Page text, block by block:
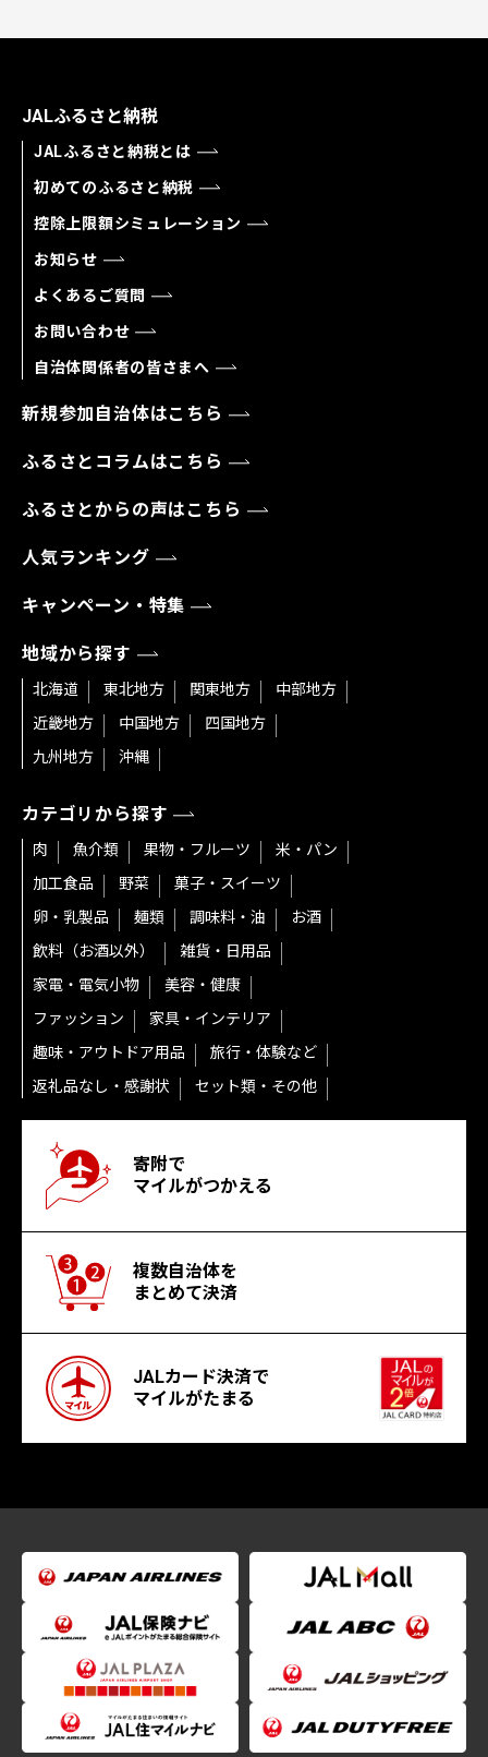
JALふるさと納税
JALふるさと納税とは
初めてのふるさと納税
控除上限額シミュレーション
お知らせ
よくあるご質問
お問い合わせ
自治体関係者の皆さまへ
新規参加自治体はこちら
ふるさとコラムはこちら
ふるさとからの声はこちら
人気ランキング
キャンペーン・特集
地域から探す
北海道 東北地方 関東地方
中部地方
近畿地方
中国地方
四国地方
九州地方
沖縄
カテゴリから探す
肉 魚介類 果物・フルーツ
米・パン
加工食品
野菜
菓子・スイーツ
卵・乳製品
麺類 調味料・油
お酒
飲料（お酒以外）
雑貨・日用品
家電・電気小物
美容・健康
ファッション
家具・インテリア
趣味・アウトドア用品
旅行・体験など
返礼品なし・感謝状
セット類・その他
寄附で
マイルがつかえる
複数自治体を
まとめて決済
JALカード決済で
マイルがたまる